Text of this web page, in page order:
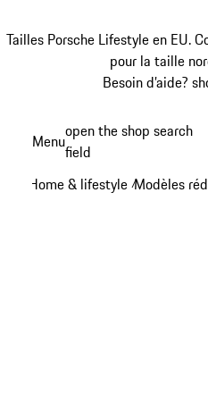
Tailles Porsche Lifestyle en EU.
pour la taille
Besoin d’aide?
principal
Menuopen the shop search
field
Home & lifestyle /Modèles